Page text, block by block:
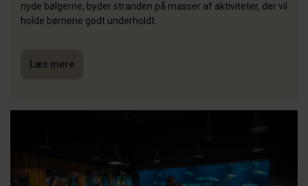
nyde bølgerne, byder stranden på masser af aktiviteter, der vil
holde børnene godt underholdt.
Læs mere